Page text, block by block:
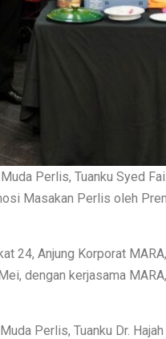
Perlis, Tuanku Syed
Masakan Perlis oleh
24, Anjung Korporat
dengan kerjasama
Perlis, Tuanku Dr.